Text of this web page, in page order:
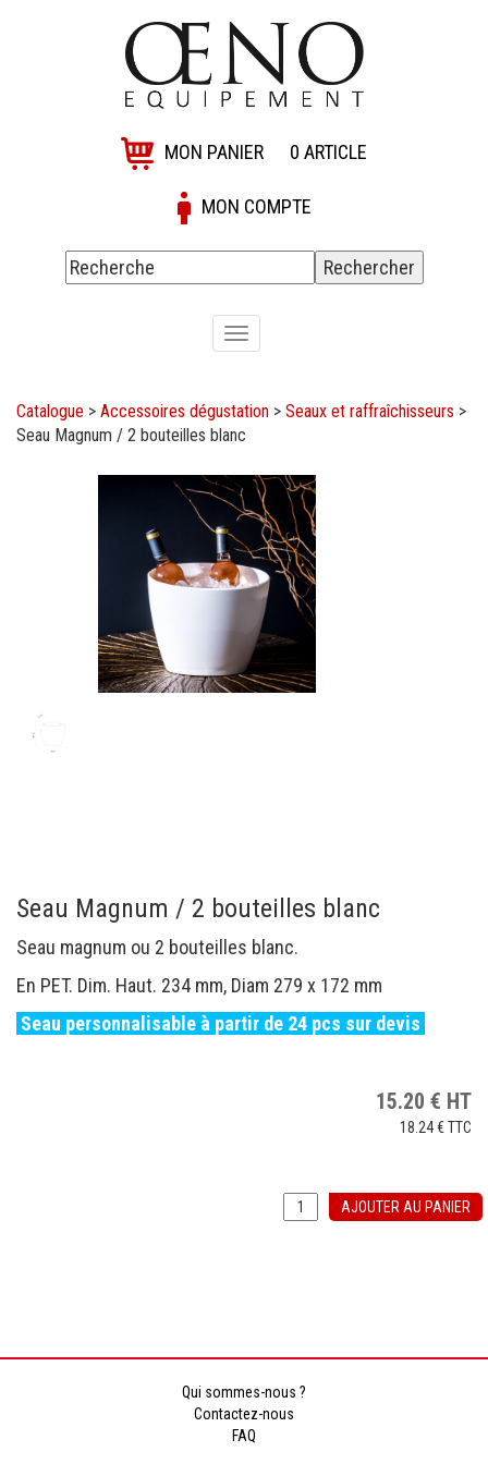
MON PANIER 0 ARTICLE
MON COMPTE
Toggle
navigation
Catalogue > Accessoires dégustation > Seaux et raffraîchisseurs >
Seau Magnum / 2 bouteilles blanc
Seau Magnum / 2 bouteilles blanc
Seau magnum ou 2 bouteilles blanc.
En PET. Dim. Haut. 234 mm, Diam 279 x 172 mm
Seau personnalisable à partir de 24 pcs sur devis
15.20 € HT
18.24 €TTC
AJOUTER AU PANIER
Qui sommes-nous ?
Contactez-nous
FAQ